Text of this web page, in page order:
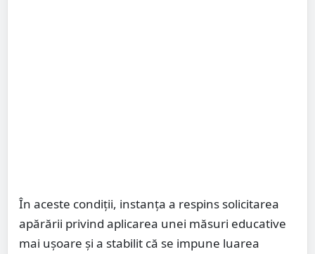
În aceste condiții, instanța a respins solicitarea
apărării privind aplicarea unei măsuri educative
mai ușoare și a stabilit că se impune luarea